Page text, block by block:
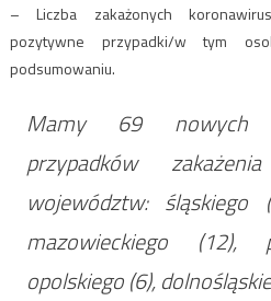
– Liczba zakażonych
pozytywne przypadki/w tym
podsumowaniu.
Mamy 69 nowych
przypadków
województw: śląskiego
mazowieckiego (12),
opolskiego (6),